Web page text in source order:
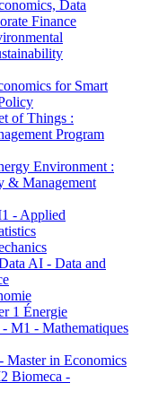
Data
Finance
for Smart
of Things :
Program
Environment :
& Management
- Applied
AI - Data and
1 Énergie
- Mathematiques
in Economics
Biomeca -